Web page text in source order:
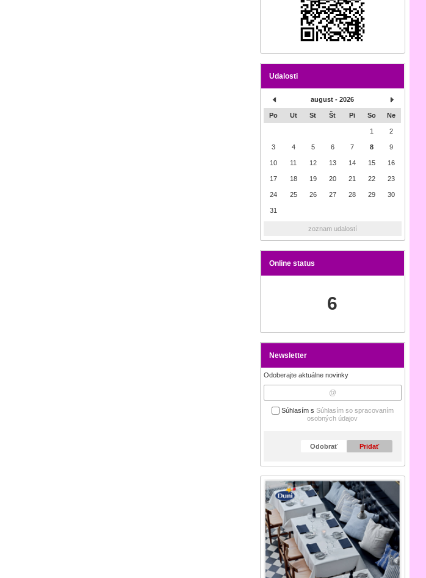
Udalosti
august - 2026
Po Ut St Št Pi So Ne
1 2
3 4 5 6 7 8 9
10 11 12 13 14 15 16
17 18 19 20 21 22 23
24 25 26 27 28 29 30
31
zoznam udalostí
Online status
6
Newsletter
Odoberajte aktuálne novinky
Súhlasím s Súhlasím so spracovaním
osobných údajov
Odobrať Pridať